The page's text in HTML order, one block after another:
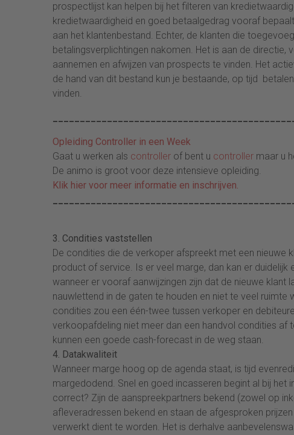
prospectlijst kan helpen bij het filteren van
kredietwaardigheid en goed betaalgedrag vooraf
aan het klantenbestand. Echter, de klanten die
betalingsverplichtingen nakomen. Het is aan de
aannemen en afwijzen van prospects te vinden. Het
de hand van dit bestand kun je bestaande, op tijd
vinden.
Opleiding Controller in een Week
Gaat u werken als controller of bent u controller maar u
De animo is groot voor deze intensieve opleiding.
Klik hier voor meer informatie en inschrijven.
3. Condities vaststellen
De condities die de verkoper afspreekt met een nieuwe
product of service. Is er veel marge, dan kan er
wanneer er vooraf aanwijzingen zijn dat de nieuwe
nauwlettend in de gaten te houden en niet te veel
condities zou een één-twee tussen verkoper en
verkoopafdeling niet meer dan een handvol condities af
kunnen een goede cash-forecast in de weg staan.
4. Datakwaliteit
Wanneer marge hoog op de agenda staat, is tijd
margedodend. Snel en goed incasseren begint al bij het
correct? Zijn de aanspreekpartners bekend (zowel op
afleveradressen bekend en staan de afgesproken
verwerkt dient te worden. Het is derhalve